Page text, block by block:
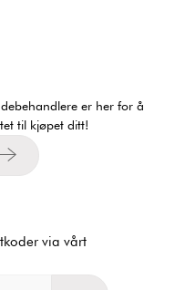
er her for å
til kjøpet ditt!
via vårt